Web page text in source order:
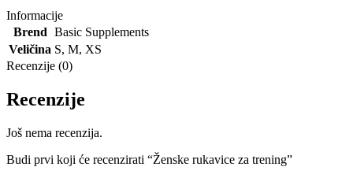
Informacije
Brend Basic Supplements
Veličina S, M, XS
Recenzije (0)
Recenzije
Još nema recenzija.
Budi prvi koji će recenzirati “Ženske rukavice za trening”